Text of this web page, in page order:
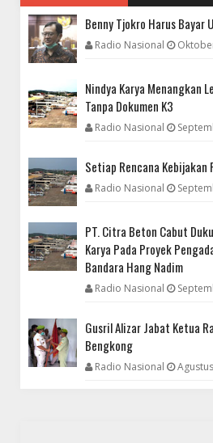
Benny Tjokro Harus Bayar
Radio Nasional
Nindya Karya Menangkan
Tanpa Dokumen K3
Radio Nasional
Setiap Rencana
Radio Nasional
PT. Citra Beton Cabut
Karya Pada Proyek
Bandara Hang Nadim
Radio Nasional
Gusril Alizar Jabat Ketua
Bengkong
Radio Nasional
DAERAH
Nindya Karya Menangkan Lelang
Dokumen K3